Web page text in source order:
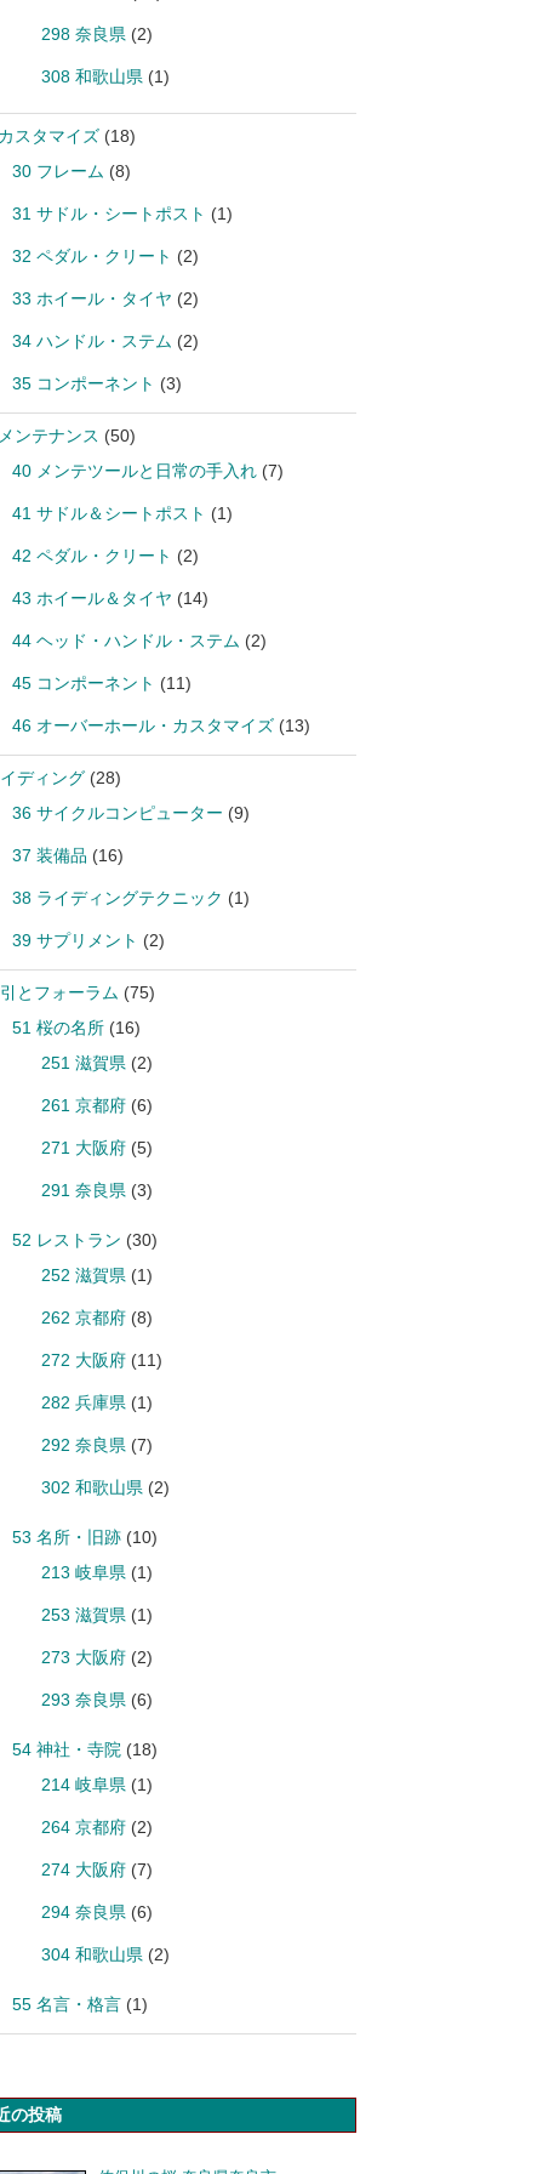
298 奈良県 (2)
308 和歌山県 (1)
スタマイズ(18)
30 フレーム (8)
31 サドル・シートポスト (1)
32 ペダル・クリート (2)
33 ホイール・タイヤ (2)
34 ハンドル・ステム (2)
35 コンポーネント (3)
ンテナンス (50)
40 メンテツールと日常の手入れ(7)
41 サドル＆シートポスト (1)
42 ペダル・クリート (2)
43 ホイール＆タイヤ (14)
44 ヘッド・ハンドル・ステム (2)
45 コンポーネント (11)
46 オーバーホール・カスタマイズ(13)
ディング(28)
36 サイクルコンピューター (9)
37 装備品 (16)
38 ライディングテクニック (1)
39 サプリメント (2)
とフォーラム (75)
51 桜の名所(16)
251 滋賀県 (2)
261 京都府(6)
271 大阪府(5)
291 奈良県 (3)
52 レストラン (30)
252 滋賀県 (1)
262 京都府(8)
272 大阪府(11)
282 兵庫県 (1)
292 奈良県 (7)
302 和歌山県 (2)
53 名所・旧跡(10)
213 岐阜県 (1)
253 滋賀県 (1)
273 大阪府(2)
293 奈良県 (6)
54 神社・寺院 (18)
214 岐阜県 (1)
264 京都府(2)
274 大阪府(7)
294 奈良県 (6)
304 和歌山県 (2)
55 名言・格言(1)
の投稿